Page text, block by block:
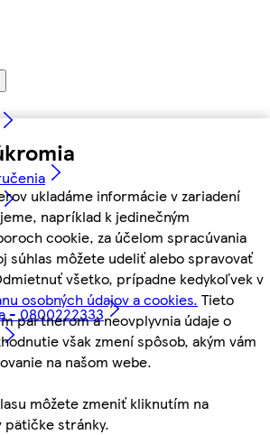
ukladáme informácie v zariadení
napríklad k jedinečným
cookie, za účelom spracúvania
súhlas môžete udeliť alebo spravovať
všetko, prípadne kedykoľvek v
osobných údajov a cookies. Tieto
partnerom a neovplyvnia údaje o
však zmení spôsob, akým vám
na našom webe.
môžete zmeniť kliknutím na
pätičke stránky.
- 0800222333